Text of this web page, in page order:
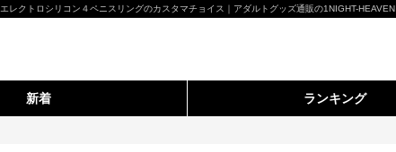
エレクトロシリコン４ペニスリングのカスタマチョイス｜アダルトグッズ通販の1NIGHT-HEAVEN
新着 ランキング